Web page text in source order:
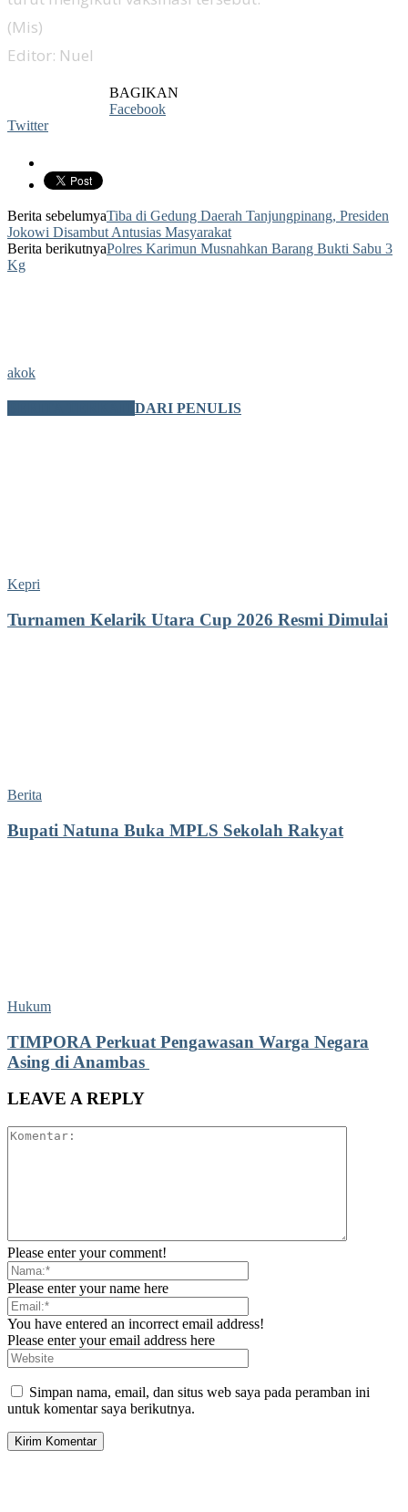
(Mis)
Editor: Nuel
BAGIKAN
Facebook
Twitter
Berita sebelumyaTiba di Gedung Daerah Tanjungpinang, Presiden
Jokowi Disambut Antusias Masyarakat
Berita berikutnyaPolres Karimun Musnahkan Barang Bukti Sabu 3
Kg
akok
DARI PENULIS
Kepri
Turnamen Kelarik Utara Cup 2026 Resmi Dimulai
Berita
Bupati Natuna Buka MPLS Sekolah Rakyat
Hukum
TIMPORA Perkuat Pengawasan Warga Negara
Asing di Anambas ‎
LEAVE A REPLY
Please enter your comment!
Please enter your name here
You have entered an incorrect email address!
Please enter your email address here
Simpan nama, email, dan situs web saya pada peramban ini
untuk komentar saya berikutnya.